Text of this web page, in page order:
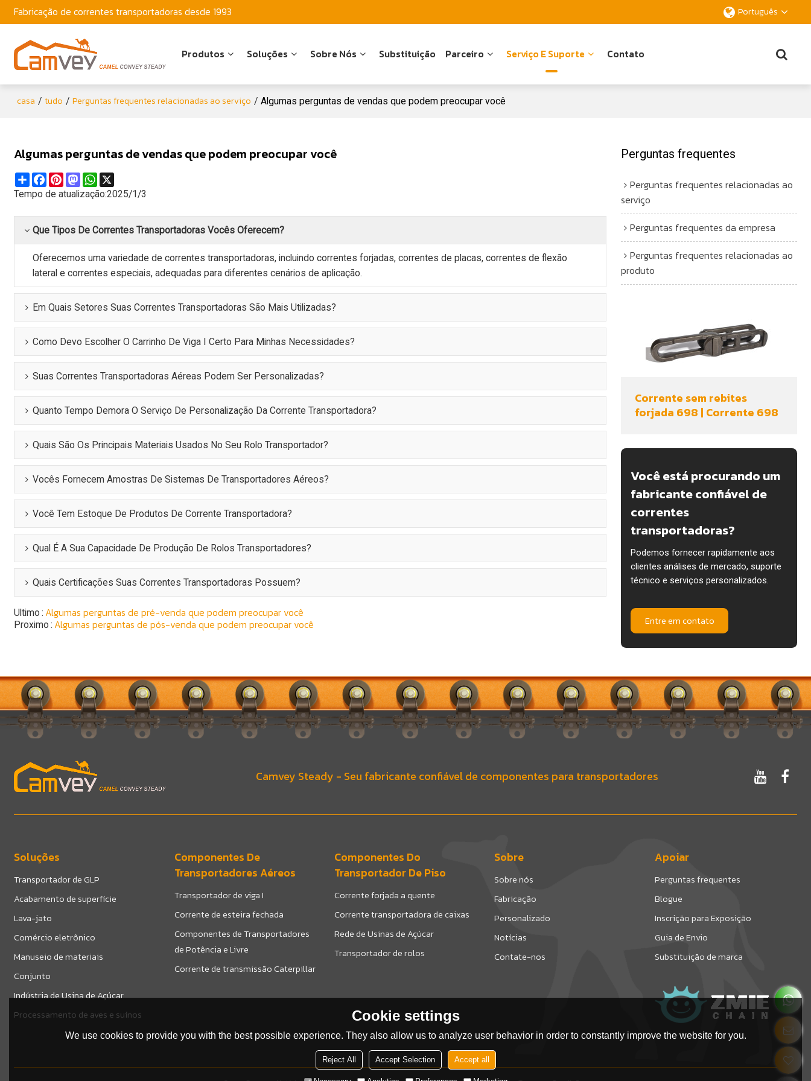
Fabricação de correntes transportadoras desde 1993 Português
Produtos Soluções Sobre Nós Substituição Parceiro Serviço E Suporte Contato
casa / tudo / Perguntas frequentes relacionadas ao serviço / Algumas perguntas de vendas que podem preocupar você
Algumas perguntas de vendas que podem preocupar você
ShareFacebook
Pinterest
MastodonWhatsApp
Tempo de atualização:2025/1/3
Que Tipos De Correntes Transportadoras Vocês Oferecem?
Oferecemos uma variedade de correntes transportadoras, incluindo correntes forjadas, correntes de placas, correntes de flexão
lateral e correntes especiais, adequadas para diferentes cenários de aplicação.
Em Quais Setores Suas Correntes Transportadoras São Mais Utilizadas?
Como Devo Escolher O Carrinho De Viga I Certo Para Minhas Necessidades?
Suas Correntes Transportadoras Aéreas Podem Ser Personalizadas?
Quanto Tempo Demora O Serviço De Personalização Da Corrente Transportadora?
Quais São Os Principais Materiais Usados No Seu Rolo Transportador?
Vocês Fornecem Amostras De Sistemas De Transportadores Aéreos?
Você Tem Estoque De Produtos De Corrente Transportadora?
Qual É A Sua Capacidade De Produção De Rolos Transportadores?
Quais Certificações Suas Correntes Transportadoras Possuem?
Ultimo Algumas perguntas de pré-venda que podem preocupar você
Proximo Algumas perguntas de pós-venda que podem preocupar você
Perguntas frequentes
Perguntas frequentes relacionadas ao
serviço
Perguntas frequentes da empresa
Perguntas frequentes relacionadas ao
produto
Corrente sem rebites
forjada 698 | Corrente 698
Você está procurando um
fabricante confiável de
correntes
transportadoras?
Podemos fornecer rapidamente aos
clientes análises de mercado, suporte
técnico e serviços personalizados.
Entre em contato
Camvey Steady - Seu fabricante confiável de componentes para transportadores
Soluções
Transportador de GLP
Acabamento de superfície
Lava-jato
Comércio eletrônico
Manuseio de materiais
Conjunto
Indústria de Usina de Açúcar
Processamento de aves e suínos
Componentes De
Transportadores Aéreos
Transportador de viga I
Corrente de esteira fechada
Componentes de Transportadores
de Potência e Livre
Corrente de transmissão Caterpillar
Componentes Do
Transportador De Piso
Corrente forjada a quente
Corrente transportadora de caixas
Rede de Usinas de Açúcar
Transportador de rolos
Sobre
Sobre nós
Fabricação
Personalizado
Notícias
Contate-nos
Apoiar
Perguntas frequentes
Blogue
Inscrição para Exposição
Guia de Envio
Substituição de marca
Cookie settings
We use cookies to provide you with the best possible experience. They also allow us to analyze user behavior in order to constantly improve the website for you.
Reject All Accept Selection Accept all